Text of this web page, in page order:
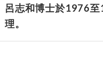
呂志和博士於1976
理。